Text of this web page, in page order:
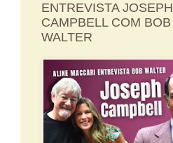
ENTREVISTA JOSEPH
CAMPBELL COM BOB
WALTER